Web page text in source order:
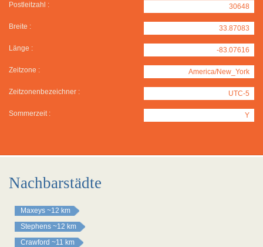
Postleitzahl : 30648
Breite : 33.87083
Länge : -83.07616
Zeitzone : America/New_York
Zeitzonenbezeichner : UTC-5
Sommerzeit : Y
Nachbarstädte
Maxeys ~12 km
Stephens ~12 km
Crawford ~11 km